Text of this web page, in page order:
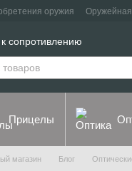
оружия Оружейная
к сопротивлению
Прицелы
магазин Блог